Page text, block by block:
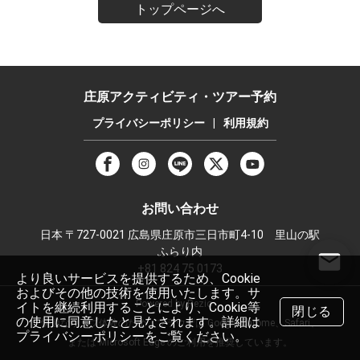
トップページへ
庄原アクティビティ・ツアー予約
プライバシーポリシー 利用規約
お問い合わせ
日本 〒727-0021 広島県庄原市三日市町4-10 里山の駅
ふらり内
+81 824 75 0173
Powered by Rezio
快適なウェブ体験のため、ブラウザは Google Chrome、Safari、
または Microsoft Edge のご利用を推奨しています。
より良いサービスを提供するため、Cookie
およびその他の技術を使用いたします。サ
イトを継続利用することにより、Cookie等
の使用に同意したと見なされます。詳細は
プライバシーポリシーをご覧ください。
閉じる